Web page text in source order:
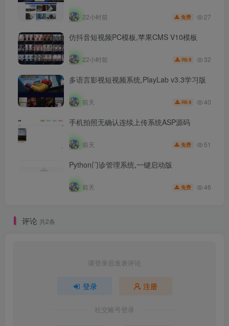
22小时前 免费 27
仿抖音短视频PC模板,苹果CMS V10模板
22小时前 R9.9 32
多语言影视短视频系统,PlayLab v3.3学习版
前天 R9.9 40
手机拍照无确认连续上传系统ASP源码
前天 免费 51
Python门诊管理系统,一键启动版
前天 免费 46
评论 共2条
请登录后发表评论
登录 注册
社交账号登录